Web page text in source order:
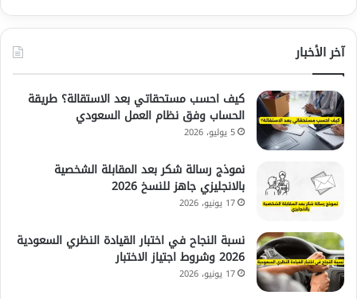
آخر الأخبار
كيف احسب مستحقاتي بعد الاستقالة؟ طريقة
الحساب وفق نظام العمل السعودي
5 يوليو، 2026
نموذج رسالة شكر بعد المقابلة الشخصية
بالانجليزي جاهز للنسخ 2026
17 يونيو، 2026
نسبة النجاح في اختبار القيادة النظري السعودية
2026 وشروط اجتياز الاختبار
17 يونيو، 2026